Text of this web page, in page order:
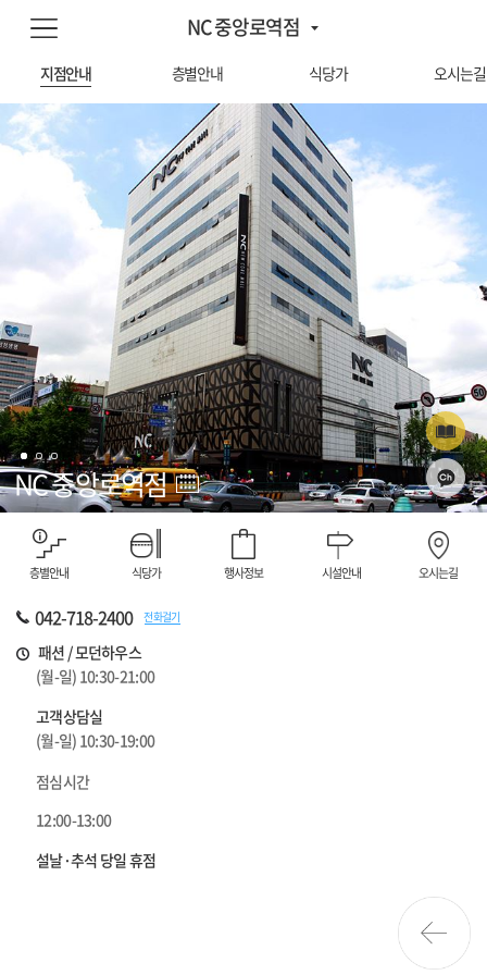
NC 중앙로역점
지점안내 층별안내 식당가 오시는길
NC 중앙로역점
층별안내 식당가 행사정보 시설안내 오시는길
042-718-2400 전화걸기
패션 / 모던하우스
(월-일) 10:30-21:00
고객상담실
(월-일) 10:30-19:00
점심시간
12:00-13:00
설날·추석 당일 휴점